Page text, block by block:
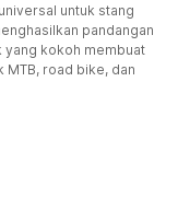
untuk stang
pandangan
yang kokoh membuat
MTB, road bike, dan
ergonomis dengan